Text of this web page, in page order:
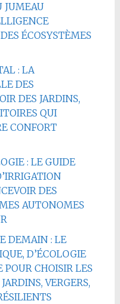
JUMEAU
ÉCOSYSTÈMES
: LA
DES
DES JARDINS,
QUI
CONFORT
: LE GUIDE
DES
AUTONOMES
DEMAIN : LE
D’ÉCOLOGIE
CHOISIR LES
VERGERS,